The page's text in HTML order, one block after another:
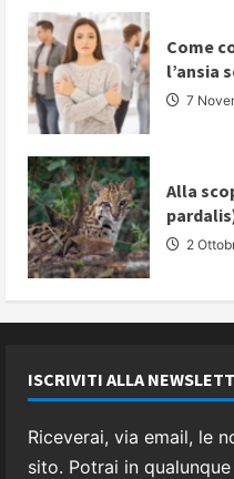
Come
l’ansia
7
Alla
2
ISCRIVITI ALLA
Riceverai, via email, le
sito. Potrai in